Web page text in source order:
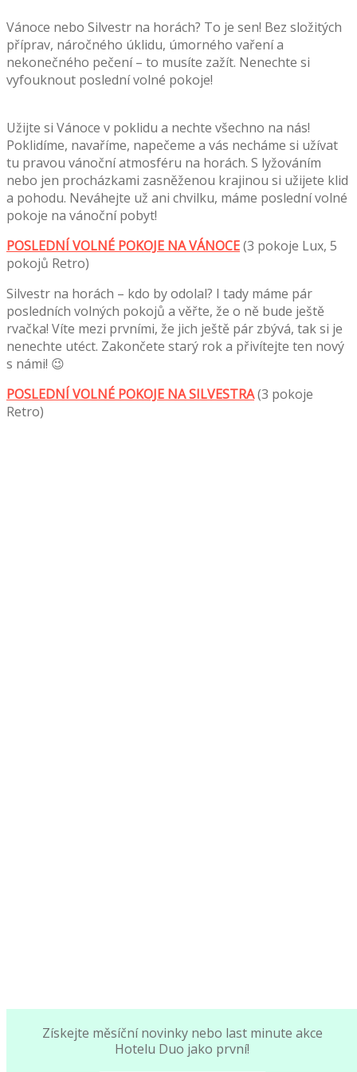
Vánoce nebo Silvestr na horách? To je sen! Bez složitých
příprav, náročného úklidu, úmorného vaření a
nekonečného pečení – to musíte zažít. Nenechte si
vyfouknout poslední volné pokoje!
Užijte si Vánoce v poklidu a nechte všechno na nás!
Poklidíme, navaříme, napečeme a vás necháme si užívat
tu pravou vánoční atmosféru na horách. S lyžováním
nebo jen procházkami zasněženou krajinou si užijete klid
a pohodu. Neváhejte už ani chvilku, máme poslední volné
pokoje na vánoční pobyt!
POSLEDNÍ VOLNÉ POKOJE NA VÁNOCE(3 pokoje Lux, 5
pokojů Retro)
Silvestr na horách – kdo by odolal? I tady máme pár
posledních volných pokojů a věřte, že o ně bude ještě
rvačka! Víte mezi prvními, že jich ještě pár zbývá, tak si je
nenechte utéct. Zakončete starý rok a přivítejte ten nový
s námi! 😉
POSLEDNÍ VOLNÉ POKOJE NA SILVESTRA(3 pokoje
Retro)
Získejte měsíční novinky nebo last minute akce
Hotelu Duo jako první!